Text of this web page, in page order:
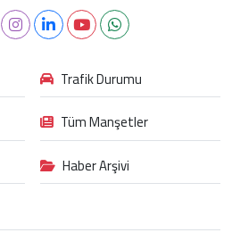
Trafik Durumu
Tüm Manşetler
Haber Arşivi